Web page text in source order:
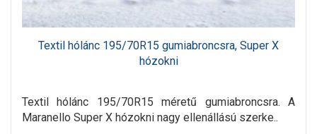
Textil hólánc 195/70R15 gumiabroncsra, Super X
hózokni
Textil hólánc 195/70R15 méretű gumiabroncsra. A
Maranello Super X hózokni nagy ellenállású szerke..